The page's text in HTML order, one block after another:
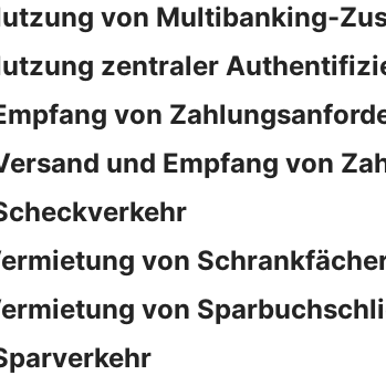
von Multibanking-
zentraler
von
und Empfang von
von
von